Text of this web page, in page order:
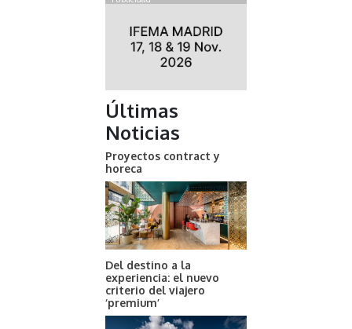
Últimas
Noticias
Proyectos contract y
horeca
Del destino a la
experiencia: el nuevo
criterio del viajero
‘premium’